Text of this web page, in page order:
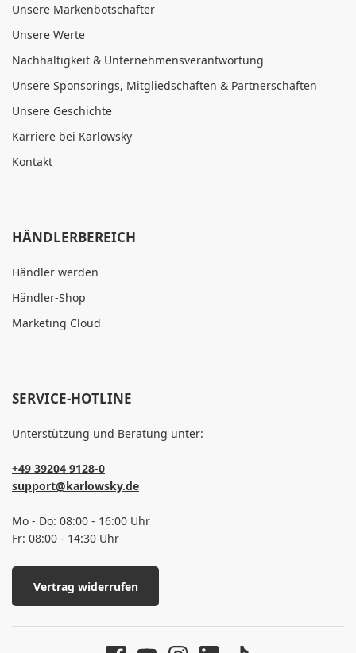
Unsere Markenbotschafter
Unsere Werte
Nachhaltigkeit & Unternehmensverantwortung
Unsere Sponsorings, Mitgliedschaften & Partnerschaften
Unsere Geschichte
Karriere bei Karlowsky
Kontakt
HÄNDLERBEREICH
Händler werden
Händler-Shop
Marketing Cloud
SERVICE-HOTLINE
Unterstützung und Beratung unter:
+49 39204 9128-0
support@karlowsky.de
Mo - Do: 08:00 - 16:00 Uhr
Fr: 08:00 - 14:30 Uhr
Vertrag widerrufen